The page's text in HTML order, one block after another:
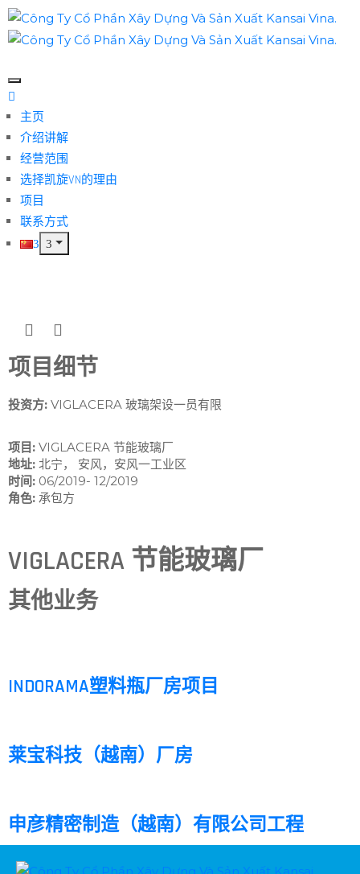
主页
介绍讲解
经营范围
选择凯旋VN的理由
项目
联系方式
项目细节
投资方: VIGLACERA 玻璃架设一员有限
项目: VIGLACERA 节能玻璃厂
地址: 北宁， 安风，安风一工业区
时间: 06/2019- 12/2019
角色: 承包方
VIGLACERA 节能玻璃厂
其他业务
INDORAMA塑料瓶厂房项目
莱宝科技（越南）厂房
申彦精密制造（越南）有限公司工程